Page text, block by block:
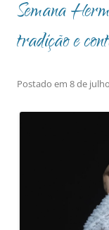
Semana
tradição e
Postado em 8 de